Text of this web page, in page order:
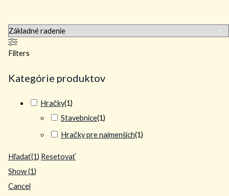
Filters
Kategórie produktov
Hračky(1)
Stavebnice(1)
Hračky pre najmenších(1)
Hľadať(1) Resetovať
Show(1)
Cancel